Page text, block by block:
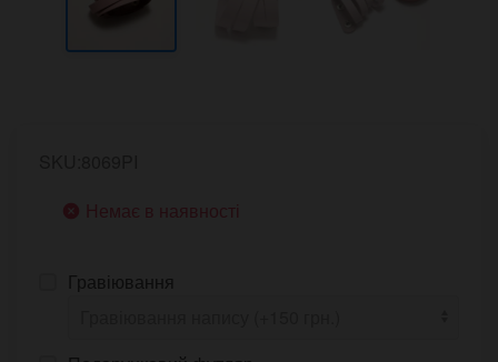
Немає в наявності
Гравіювання